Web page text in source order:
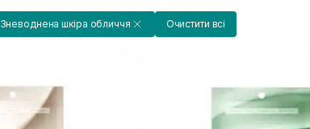
Зневоднена шкіра обличчя Очистити всі